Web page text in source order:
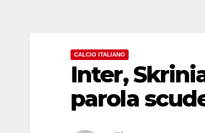
CALCIO ITALIANO
Inter,
parola